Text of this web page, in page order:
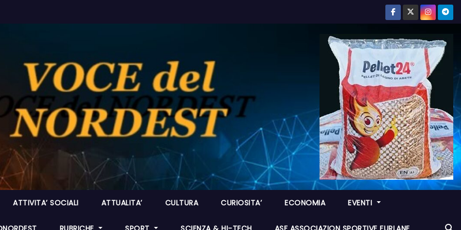
ATTIVITA’ SOCIALI ATTUALITA’ CULTURA CURIOSITA’ ECONOMIA EVENTI